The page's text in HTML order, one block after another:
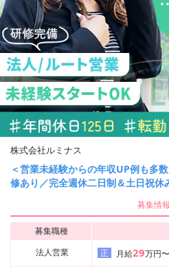
株式会社ルミナス
＜営業未経験からの年収UP例も多
修あり／完全週休二日制＆土日祝
募集情報
募集職種
法人営業
正 月給29万円〜